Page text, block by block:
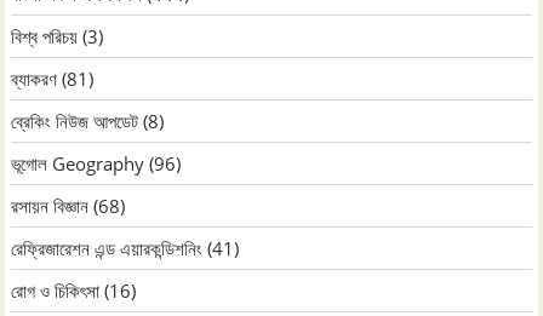
বিশ্ব পরিচয় (3)
ব্যাকরণ (81)
ব্রেকিং নিউজ আপডেট (8)
ভূগোল Geography (96)
রসায়ন বিজ্ঞান (68)
রেফ্রিজারেশন এন্ড এয়ারকন্ডিশনিং (41)
রোগ ও চিকিৎসা (16)